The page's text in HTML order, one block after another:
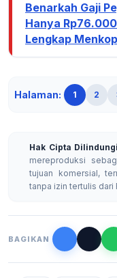
Benarkah Gaji
Hanya
Lengkap
Halaman: 1 2
Hak Cipta
mereproduksi
tujuan komersial,
tanpa izin tertulis dari
BAGIKAN